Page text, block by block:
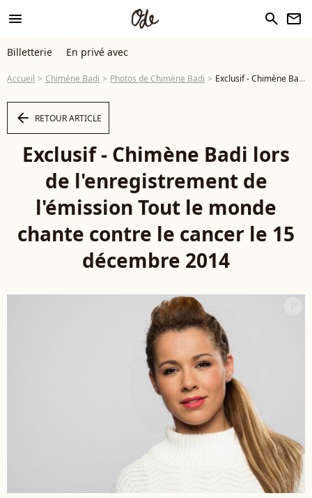
menu search newsletter
Billetterie En privé avec
Accueil Chimène Badi Photos de Chimène Badi Exclusif - Chimène Badi lors de l'enregistrement de l'émission Tout le monde chante contre le cancer le 15 décembre 2014 - Photo
arrow_left RETOUR ARTICLE
Exclusif - Chimène Badi lors
de l'enregistrement de
l'émission Tout le monde
chante contre le cancer le 15
décembre 2014